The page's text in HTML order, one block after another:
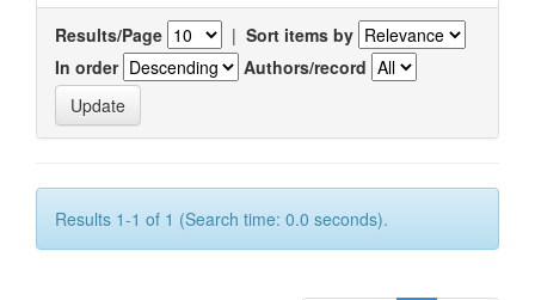
Results/Page | Sort items by
In order
Authors/record
Results 1-1 of 1 (Search time: 0.0 seconds).